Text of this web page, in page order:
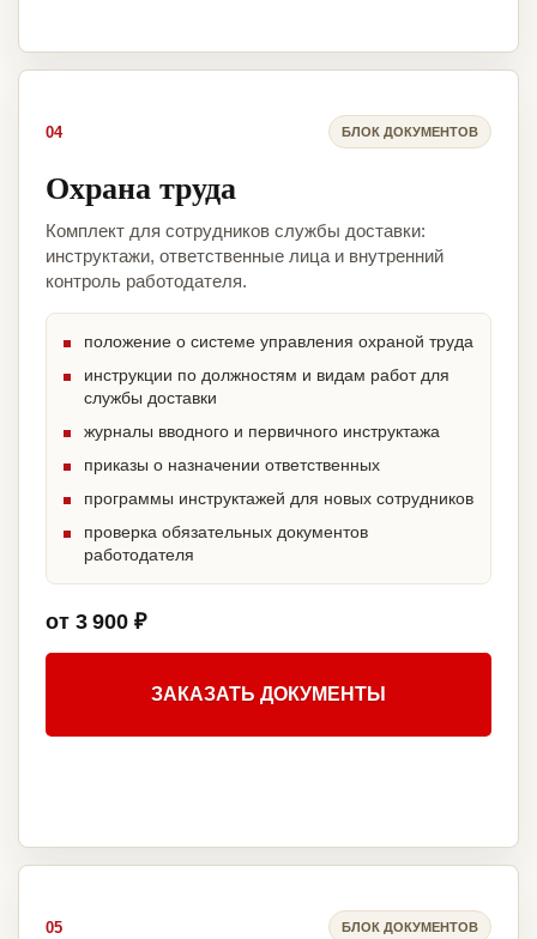
04 БЛОК ДОКУМЕНТОВ
Охрана труда
Комплект для сотрудников службы доставки:
инструктажи, ответственные лица и внутренний
контроль работодателя.
положение о системе управления охраной труда
инструкции по должностям и видам работ для
службы доставки
журналы вводного и первичного инструктажа
приказы о назначении ответственных
программы инструктажей для новых сотрудников
проверка обязательных документов
работодателя
от 3 900 ₽
ЗАКАЗАТЬ ДОКУМЕНТЫ
05 БЛОК ДОКУМЕНТОВ